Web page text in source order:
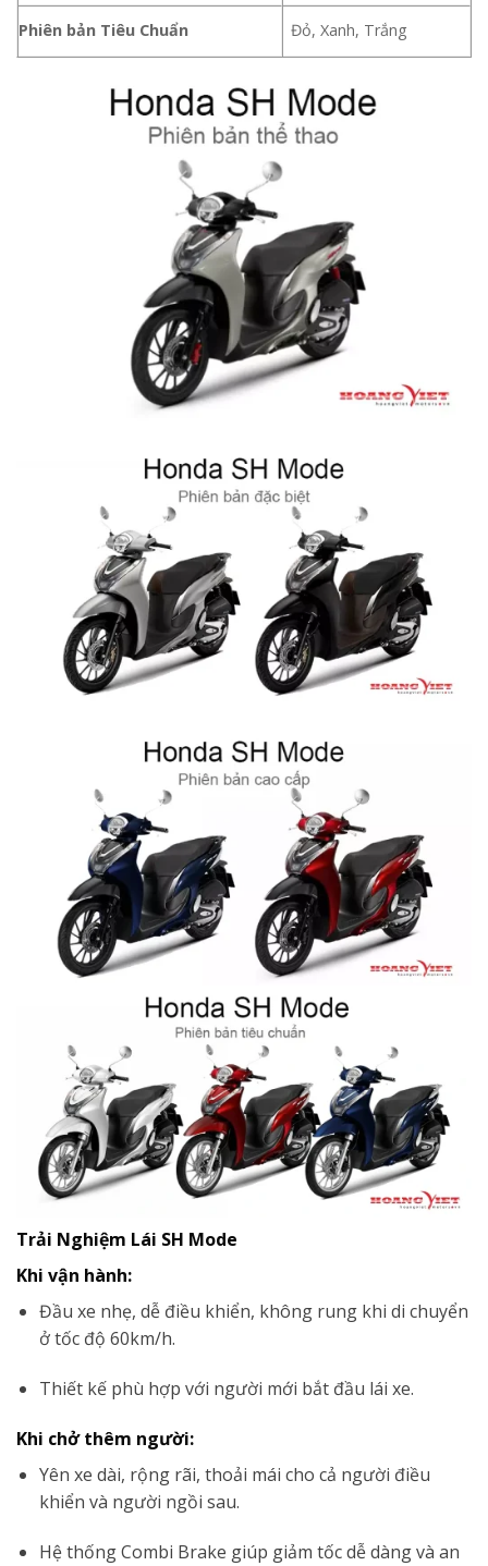
Phiên bản Tiêu Chuẩn Đỏ, Xanh, Trắng
Trải Nghiệm Lái SH Mode
Khi vận hành:
Đầu xe nhẹ, dễ điều khiển, không rung khi di chuyển
ở tốc độ 60km/h.
Thiết kế phù hợp với người mới bắt đầu lái xe.
Khi chở thêm người:
Yên xe dài, rộng rãi, thoải mái cho cả người điều
khiển và người ngồi sau.
Hệ thống Combi Brake giúp giảm tốc dễ dàng và an